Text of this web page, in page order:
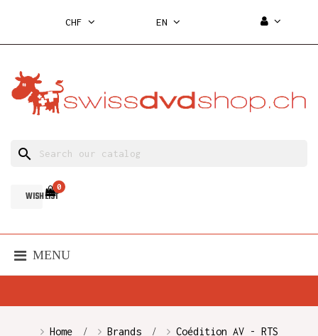
CHF EN
search
WISH LIST
0
MENU
Home Brands Coédition AV - RTS